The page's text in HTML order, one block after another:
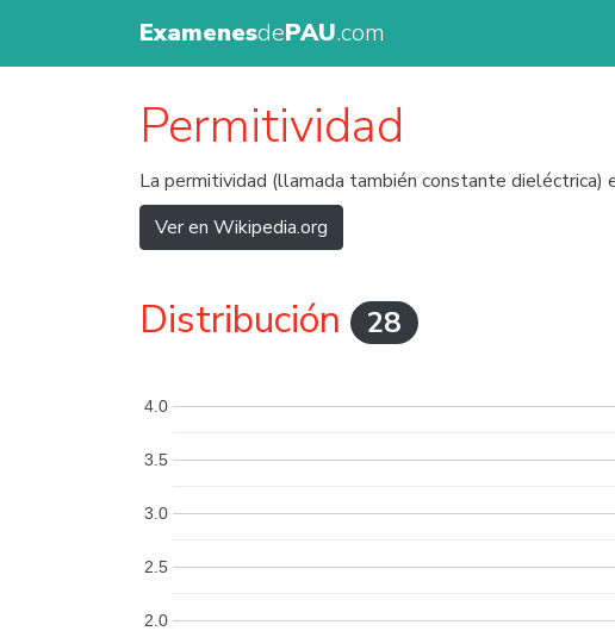
ExamenesdePAU.com
Permitividad
La permitividad (llamada también constante dieléctrica)
Ver en Wikipedia.org
Distribución 28
2.0
2.5
3.0
3.5
4.0